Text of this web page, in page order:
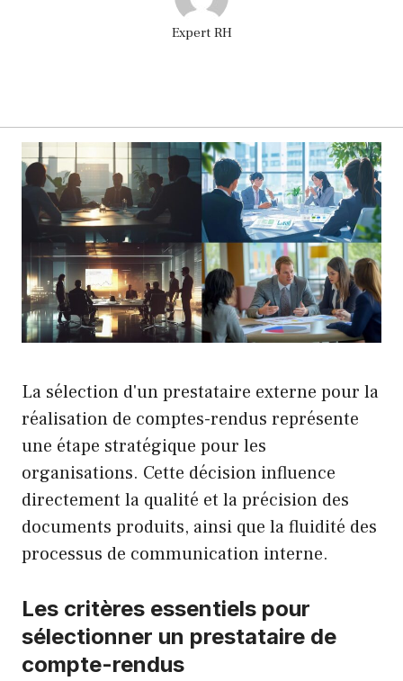
Expert RH
La sélection d'un prestataire externe pour la
réalisation de comptes-rendus représente
une étape stratégique pour les
organisations. Cette décision influence
directement la qualité et la précision des
documents produits, ainsi que la fluidité des
processus de communication interne.
Les critères essentiels pour
sélectionner un prestataire de
compte-rendus